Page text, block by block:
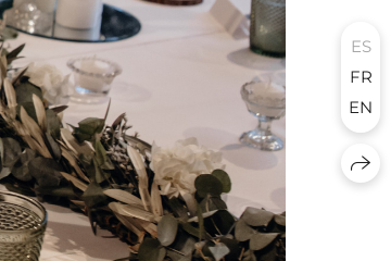
ES
FR
EN